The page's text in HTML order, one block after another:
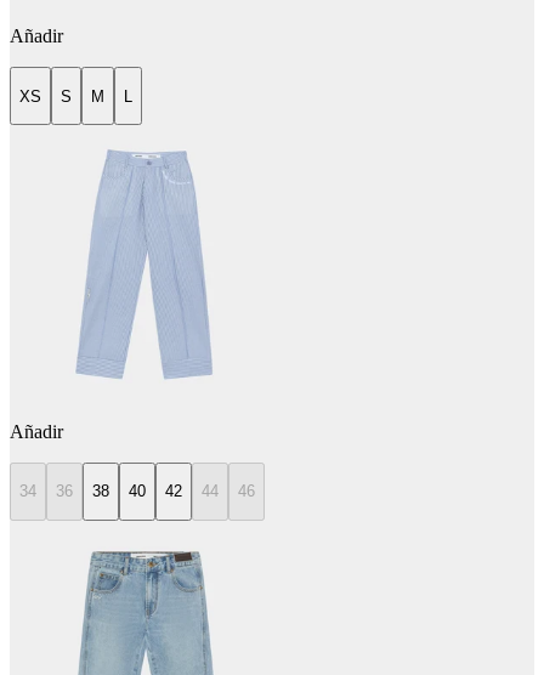
Añadir
XS S M L
Añadir
34 36 38 40 42 44 46